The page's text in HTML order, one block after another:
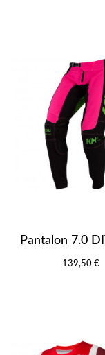
Pantalon 7.0
139,50 €